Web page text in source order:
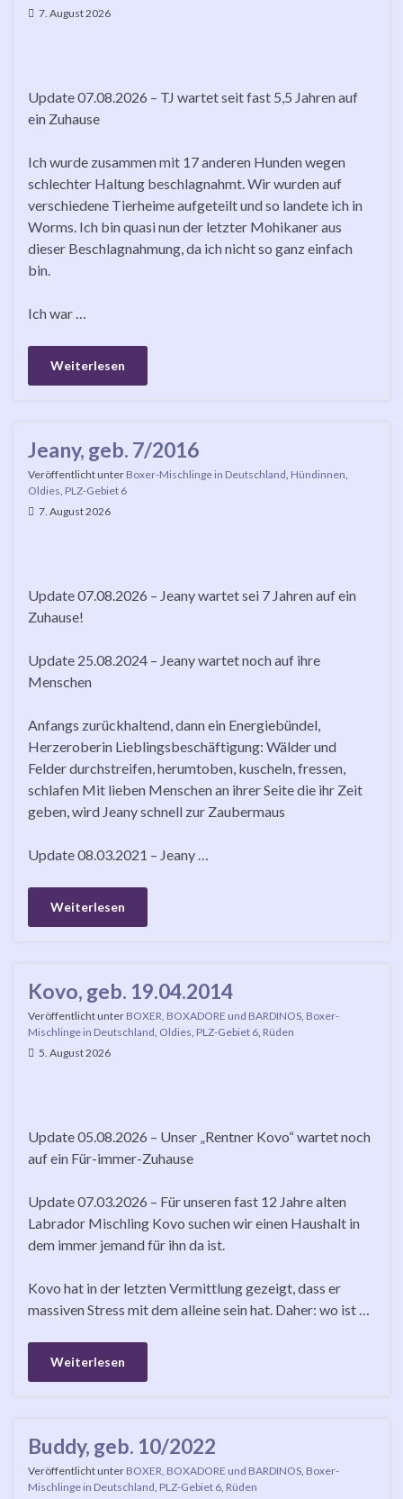
7. August 2026
Update 07.08.2026 – TJ wartet seit fast 5,5 Jahren auf
ein Zuhause
Ich wurde zusammen mit 17 anderen Hunden wegen
schlechter Haltung beschlagnahmt. Wir wurden auf
verschiedene Tierheime aufgeteilt und so landete ich in
Worms. Ich bin quasi nun der letzter Mohikaner aus
dieser Beschlagnahmung, da ich nicht so ganz einfach
bin.
Ich war …
Weiterlesen
Jeany, geb. 7/2016
Veröffentlicht unter Boxer-Mischlinge in Deutschland Hündinnen
Oldies PLZ-Gebiet 6
7. August 2026
Update 07.08.2026 – Jeany wartet sei 7 Jahren auf ein
Zuhause!
Update 25.08.2024 – Jeany wartet noch auf ihre
Menschen
Anfangs zurückhaltend, dann ein Energiebündel,
Herzeroberin Lieblingsbeschäftigung: Wälder und
Felder durchstreifen, herumtoben, kuscheln, fressen,
schlafen Mit lieben Menschen an ihrer Seite die ihr Zeit
geben, wird Jeany schnell zur Zaubermaus
Update 08.03.2021 – Jeany …
Weiterlesen
Kovo, geb. 19.04.2014
Veröffentlicht unter BOXER, BOXADORE und BARDINOS Boxer-
Mischlinge in Deutschland Oldies PLZ-Gebiet 6 Rüden
5. August 2026
Update 05.08.2026 – Unser „Rentner Kovo“ wartet noch
auf ein Für-immer-Zuhause
Update 07.03.2026 – Für unseren fast 12 Jahre alten
Labrador Mischling Kovo suchen wir einen Haushalt in
dem immer jemand für ihn da ist.
Kovo hat in der letzten Vermittlung gezeigt, dass er
massiven Stress mit dem alleine sein hat. Daher: wo ist …
Weiterlesen
Buddy, geb. 10/2022
Veröffentlicht unter BOXER, BOXADORE und BARDINOS Boxer-
Mischlinge in Deutschland PLZ-Gebiet 6 Rüden